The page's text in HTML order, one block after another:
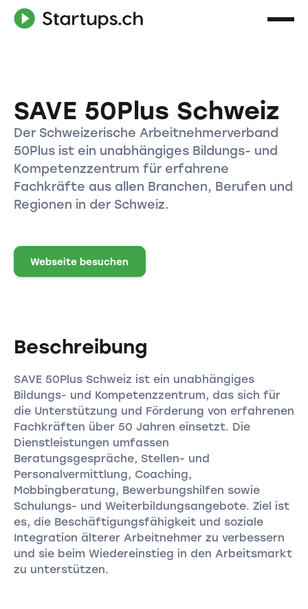
SAVE 50Plus Schweiz
Der Schweizerische Arbeitnehmerverband
50Plus ist ein unabhängiges Bildungs- und
Kompetenzzentrum für erfahrene
Fachkräfte aus allen Branchen, Berufen und
Regionen in der Schweiz.
Webseite besuchen
Beschreibung
SAVE 50Plus Schweiz ist ein unabhängiges
Bildungs- und Kompetenzzentrum, das sich für
die Unterstützung und Förderung von erfahrenen
Fachkräften über 50 Jahren einsetzt. Die
Dienstleistungen umfassen
Beratungsgespräche, Stellen- und
Personalvermittlung, Coaching,
Mobbingberatung, Bewerbungshilfen sowie
Schulungs- und Weiterbildungsangebote. Ziel ist
es, die Beschäftigungsfähigkeit und soziale
Integration älterer Arbeitnehmer zu verbessern
und sie beim Wiedereinstieg in den Arbeitsmarkt
zu unterstützen.